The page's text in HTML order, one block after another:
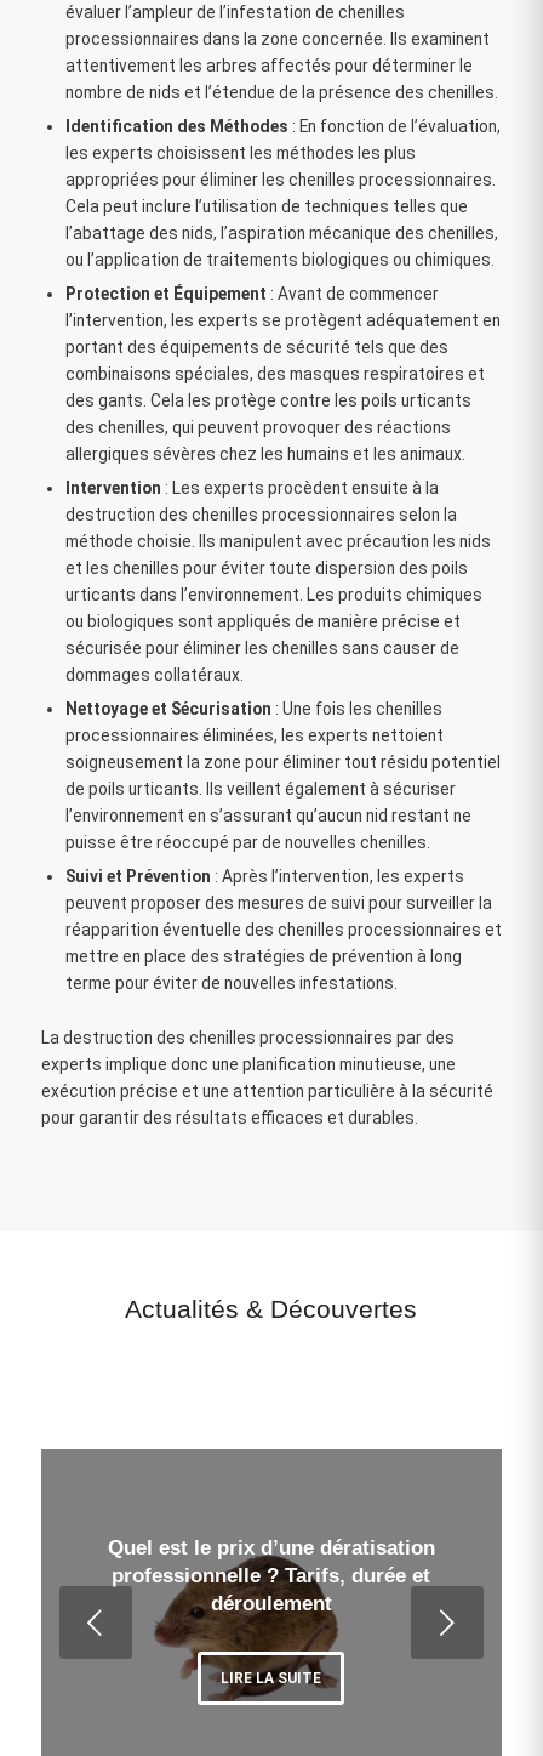
évaluer l’ampleur de l’infestation de chenilles
processionnaires dans la zone concernée. Ils examinent
attentivement les arbres affectés pour déterminer le
nombre de nids et l’étendue de la présence des chenilles.
Identification des Méthodes : En fonction de l’évaluation,
les experts choisissent les méthodes les plus
appropriées pour éliminer les chenilles processionnaires.
Cela peut inclure l’utilisation de techniques telles que
l’abattage des nids, l’aspiration mécanique des chenilles,
ou l’application de traitements biologiques ou chimiques.
Protection et Équipement : Avant de commencer
l’intervention, les experts se protègent adéquatement en
portant des équipements de sécurité tels que des
combinaisons spéciales, des masques respiratoires et
des gants. Cela les protège contre les poils urticants
des chenilles, qui peuvent provoquer des réactions
allergiques sévères chez les humains et les animaux.
Intervention : Les experts procèdent ensuite à la
destruction des chenilles processionnaires selon la
méthode choisie. Ils manipulent avec précaution les nids
et les chenilles pour éviter toute dispersion des poils
urticants dans l’environnement. Les produits chimiques
ou biologiques sont appliqués de manière précise et
sécurisée pour éliminer les chenilles sans causer de
dommages collatéraux.
Nettoyage et Sécurisation : Une fois les chenilles
processionnaires éliminées, les experts nettoient
soigneusement la zone pour éliminer tout résidu potentiel
de poils urticants. Ils veillent également à sécuriser
l’environnement en s’assurant qu’aucun nid restant ne
puisse être réoccupé par de nouvelles chenilles.
Suivi et Prévention : Après l’intervention, les experts
peuvent proposer des mesures de suivi pour surveiller la
réapparition éventuelle des chenilles processionnaires et
mettre en place des stratégies de prévention à long
terme pour éviter de nouvelles infestations.
La destruction des chenilles processionnaires par des
experts implique donc une planification minutieuse, une
exécution précise et une attention particulière à la sécurité
pour garantir des résultats efficaces et durables.
Actualités& Découvertes
Quel est le prix d’une dératisation
professionnelle ? Tarifs, durée et
déroulement
LIRE LA SUITE
Suivant